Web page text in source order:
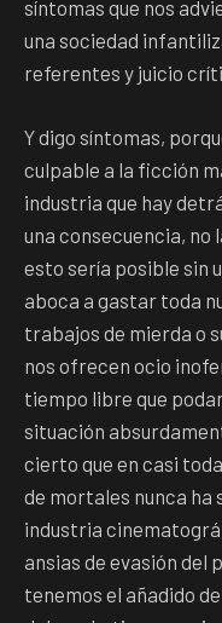
síntomas que nos
una sociedad
referentes y juicio
Y digo síntomas,
culpable a la ficción
industria que hay
una consecuencia, no
esto sería posible sin
aboca a gastar toda
trabajos de mierda o
nos ofrecen ocio
tiempo libre que
situación
cierto que en casi
de mortales nunca ha
industria
ansias de evasión del
tenemos el añadido